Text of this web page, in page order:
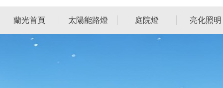
蘭光首頁 太陽能路燈 庭院燈 亮化照明